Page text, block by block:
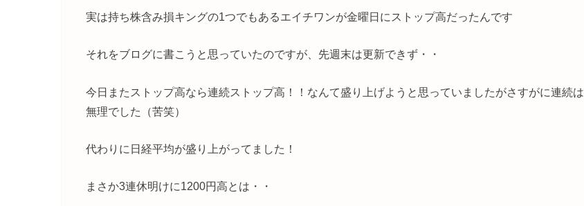
実は持ち株含み損キングの1つでもあるエイチワンが金曜日にストップ高だったんです
それをブログに書こうと思っていたのですが、先週末は更新できず・・
今日またストップ高なら連続ストップ高！！なんて盛り上げようと思っていましたがさすがに連続は
無理でした（苦笑）
代わりに日経平均が盛り上がってました！
まさか3連休明けに1200円高とは・・